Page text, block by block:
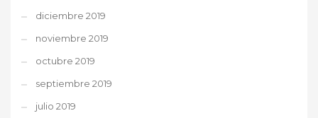
diciembre 2019
noviembre 2019
octubre 2019
septiembre 2019
julio 2019